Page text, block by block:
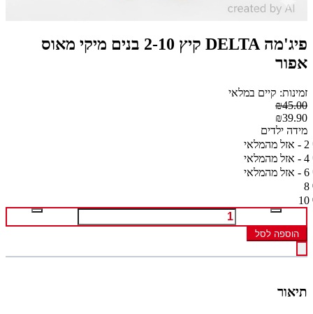
פיג'מה DELTA קיץ 2-10 בנים מיקי מאוס
אפור
זמינות: קיים במלאי
₪45.00
₪39.90
מידה ילדים
2 - אזל מהמלאי
4 - אזל מהמלאי
6 - אזל מהמלאי
8
10
הוספה לסל
תיאור